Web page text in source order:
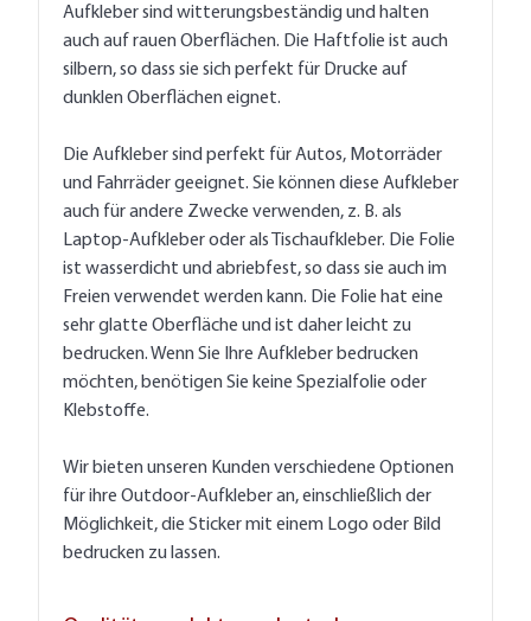
Aufkleber sind witterungsbeständig und halten
auch auf rauen Oberflächen. Die Haftfolie ist auch
silbern, so dass sie sich perfekt für Drucke auf
dunklen Oberflächen eignet.
Die Aufkleber sind perfekt für Autos, Motorräder
und Fahrräder geeignet. Sie können diese Aufkleber
auch für andere Zwecke verwenden, z. B. als
Laptop-Aufkleber oder als Tischaufkleber. Die Folie
ist wasserdicht und abriebfest, so dass sie auch im
Freien verwendet werden kann. Die Folie hat eine
sehr glatte Oberfläche und ist daher leicht zu
bedrucken. Wenn Sie Ihre Aufkleber bedrucken
möchten, benötigen Sie keine Spezialfolie oder
Klebstoffe.
Wir bieten unseren Kunden verschiedene Optionen
für ihre Outdoor-Aufkleber an, einschließlich der
Möglichkeit, die Sticker mit einem Logo oder Bild
bedrucken zu lassen.